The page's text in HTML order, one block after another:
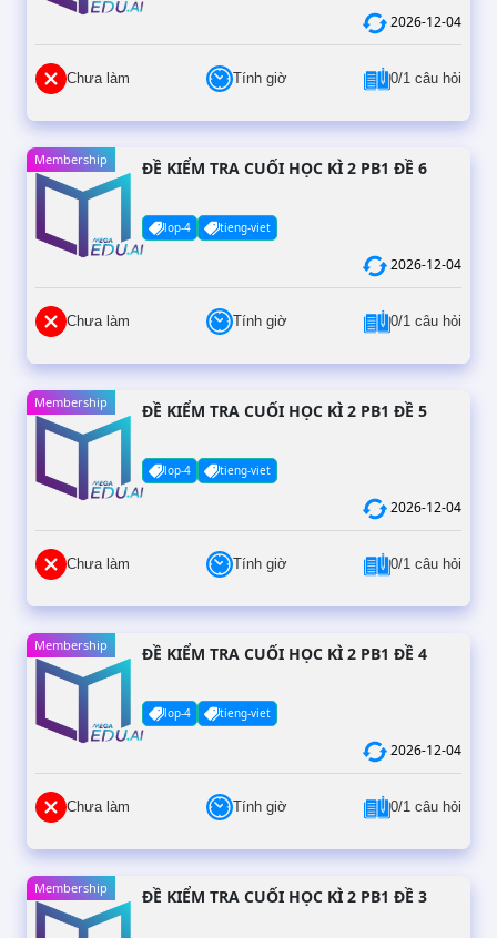
2026-12-04
Chưa làm Tính giờ 0/1 câu hỏi
Membership ĐỀ KIỂM TRA CUỐI HỌC KÌ 2 PB1 ĐỀ 6
lop-4 tieng-viet
2026-12-04
Chưa làm Tính giờ 0/1 câu hỏi
Membership ĐỀ KIỂM TRA CUỐI HỌC KÌ 2 PB1 ĐỀ 5
lop-4 tieng-viet
2026-12-04
Chưa làm Tính giờ 0/1 câu hỏi
Membership ĐỀ KIỂM TRA CUỐI HỌC KÌ 2 PB1 ĐỀ 4
lop-4 tieng-viet
2026-12-04
Chưa làm Tính giờ 0/1 câu hỏi
Membership ĐỀ KIỂM TRA CUỐI HỌC KÌ 2 PB1 ĐỀ 3